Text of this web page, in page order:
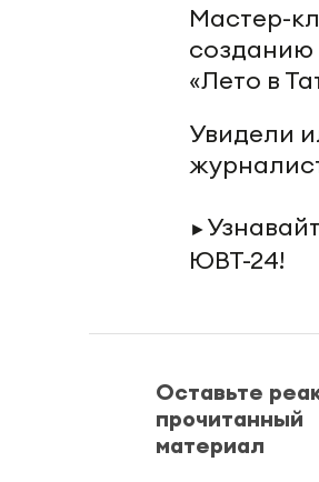
Мастер-
созданию
«Лето в
Увидели
►
ЮВТ-24!
Оставьте
прочитанный
материал